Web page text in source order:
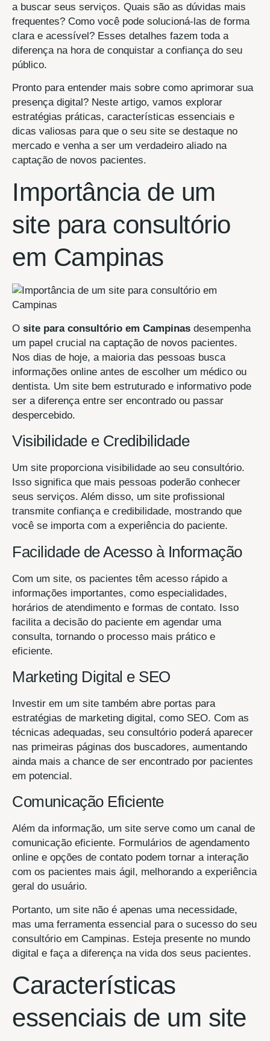
a buscar seus serviços. Quais são as dúvidas mais
frequentes? Como você pode solucioná-las de forma
clara e acessível? Esses detalhes fazem toda a
diferença na hora de conquistar a confiança do seu
público.
Pronto para entender mais sobre como aprimorar sua
presença digital? Neste artigo, vamos explorar
estratégias práticas, características essenciais e
dicas valiosas para que o seu site se destaque no
mercado e venha a ser um verdadeiro aliado na
captação de novos pacientes.
Importância de um
site para consultório
em Campinas
O site para consultório em Campinas desempenha
um papel crucial na captação de novos pacientes.
Nos dias de hoje, a maioria das pessoas busca
informações online antes de escolher um médico ou
dentista. Um site bem estruturado e informativo pode
ser a diferença entre ser encontrado ou passar
despercebido.
Visibilidade e Credibilidade
Um site proporciona visibilidade ao seu consultório.
Isso significa que mais pessoas poderão conhecer
seus serviços. Além disso, um site profissional
transmite confiança e credibilidade, mostrando que
você se importa com a experiência do paciente.
Facilidade de Acesso à Informação
Com um site, os pacientes têm acesso rápido a
informações importantes, como especialidades,
horários de atendimento e formas de contato. Isso
facilita a decisão do paciente em agendar uma
consulta, tornando o processo mais prático e
eficiente.
Marketing Digital e SEO
Investir em um site também abre portas para
estratégias de marketing digital, como SEO. Com as
técnicas adequadas, seu consultório poderá aparecer
nas primeiras páginas dos buscadores, aumentando
ainda mais a chance de ser encontrado por pacientes
em potencial.
Comunicação Eficiente
Além da informação, um site serve como um canal de
comunicação eficiente. Formulários de agendamento
online e opções de contato podem tornar a interação
com os pacientes mais ágil, melhorando a experiência
geral do usuário.
Portanto, um site não é apenas uma necessidade,
mas uma ferramenta essencial para o sucesso do seu
consultório em Campinas. Esteja presente no mundo
digital e faça a diferença na vida dos seus pacientes.
Características
essenciais de um site